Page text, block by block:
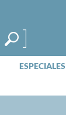
ESPECIALES